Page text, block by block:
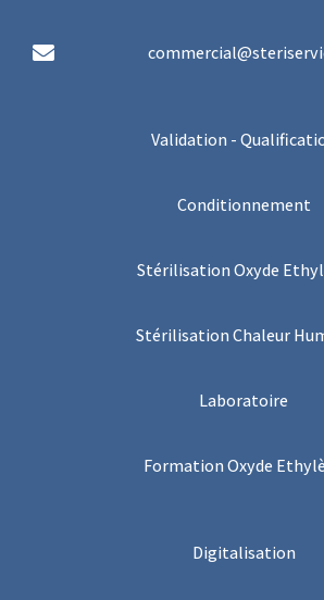
Validation -
Conditionnement
Stérilisation Oxyde
Stérilisation Chaleur
Laboratoire
Formation Oxyde
Digitalisation